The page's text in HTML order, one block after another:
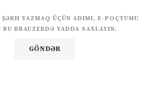
YAZMAQ ÜÇÜN ADIMI, E-POÇTUMU
BRAUZERDƏ YADDA SAXLAYIN.